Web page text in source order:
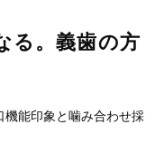
る。義歯の方
能印象と噛み合わせ採